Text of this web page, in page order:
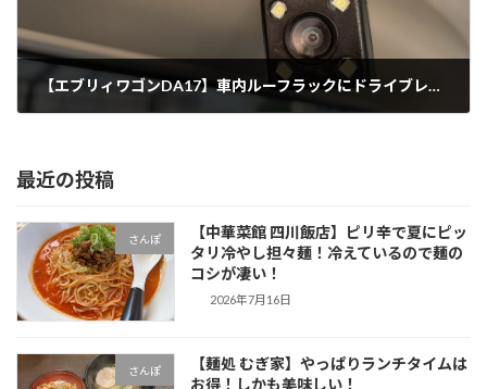
【エブリィワゴンDA17】車内ルーフラックにドライブレコーダーのバックモニターを設置！
最近の投稿
さんぽ
【中華菜館 四川飯店】ピリ辛で夏にピッ
タリ冷やし担々麺！冷えているので麺の
コシが凄い！
2026年7月16日
さんぽ
【麺処 むぎ家】やっぱりランチタイムは
お得！しかも美味しい！